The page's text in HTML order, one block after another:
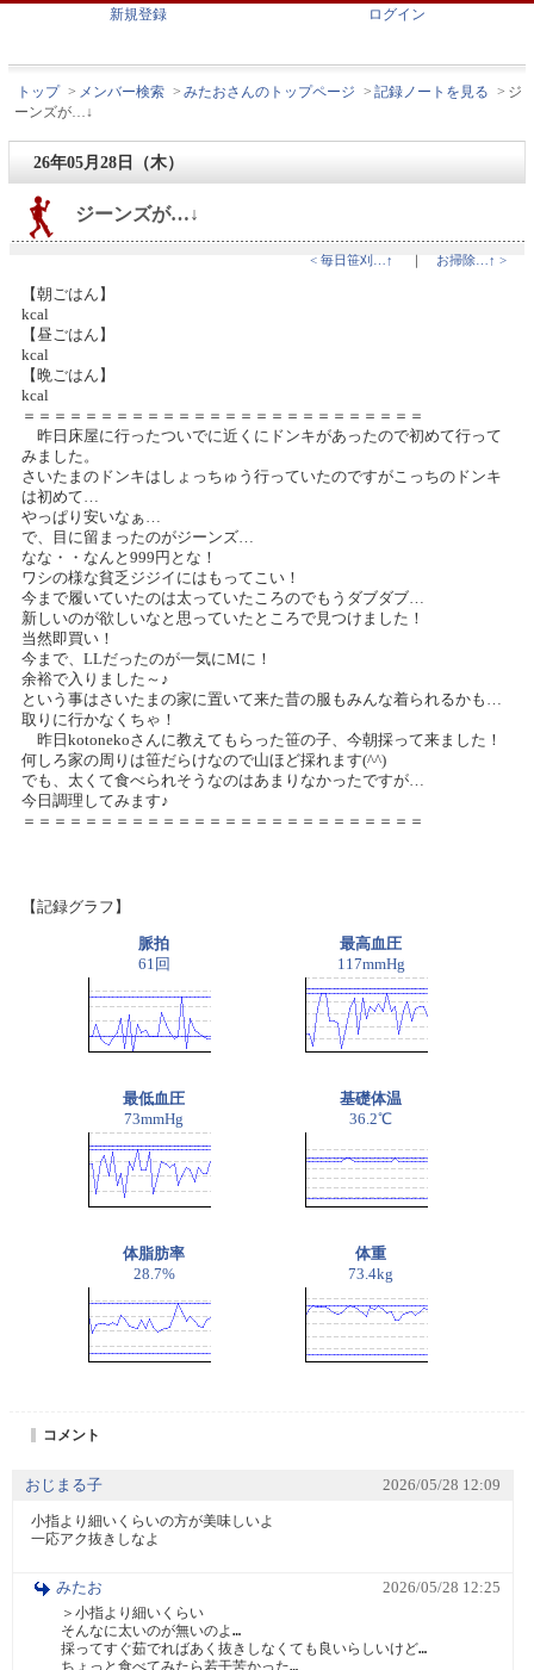
新規登録 ログイン
トップ > メンバー検索 > みたおさんのトップページ > 記録ノートを見る > ジ
ーンズが…↓
26年05月28日（木）
ジーンズが…↓
< 毎日笹刈…↑ ｜ お掃除…↑ >
【朝ごはん】
kcal
【昼ごはん】
kcal
【晩ごはん】
kcal
＝＝＝＝＝＝＝＝＝＝＝＝＝＝＝＝＝＝＝＝＝＝＝＝＝＝
昨日床屋に行ったついでに近くにドンキがあったので初めて行って
みました。
さいたまのドンキはしょっちゅう行っていたのですがこっちのドンキ
は初めて…
やっぱり安いなぁ…
で、目に留まったのがジーンズ…
なな・・なんと999円とな！
ワシの様な貧乏ジジイにはもってこい！
今まで履いていたのは太っていたころのでもうダブダブ…
新しいのが欲しいなと思っていたところで見つけました！
当然即買い！
今まで、LLだったのが一気にMに！
余裕で入りました～♪
という事はさいたまの家に置いて来た昔の服もみんな着られるかも…
取りに行かなくちゃ！
昨日kotonekoさんに教えてもらった笹の子、今朝採って来ました！
何しろ家の周りは笹だらけなので山ほど採れます(^^)
でも、太くて食べられそうなのはあまりなかったですが…
今日調理してみます♪
＝＝＝＝＝＝＝＝＝＝＝＝＝＝＝＝＝＝＝＝＝＝＝＝＝＝
【記録グラフ】
脈拍
61回
最高血圧
117mmHg
最低血圧
73mmHg
基礎体温
36.2℃
体脂肪率
28.7%
体重
73.4kg
コメント
おじまる子 2026/05/28 12:09
小指より細いくらいの方が美味しいよ
一応アク抜きしなよ
みたお
2026/05/28 12:25
＞小指より細いくらい
そんなに太いのが無いのよ…
採ってすぐ茹でればあく抜きしなくても良いらしいけど…
ちょっと食べてみたら若干苦かった…